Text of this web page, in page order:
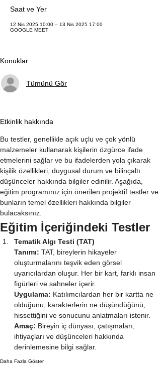
Saat ve Yer
12 Nis 2025 10:00 – 13 Nis 2025 17:00
GOOGLE MEET
Konuklar
Tümünü Gör
Etkinlik hakkında
Bu testler, genellikle açık uçlu ve çok yönlü
malzemeler kullanarak kişilerin özgürce ifade
etmelerini sağlar ve bu ifadelerden yola çıkarak
kişilik özellikleri, duygusal durum ve bilinçaltı
düşünceler hakkında bilgiler edinilir. Aşağıda,
eğitim programınız için önerilen projektif testler ve
bunların temel özellikleri hakkında bilgiler
bulacaksınız.
Eğitim İçeriğindeki Testler
Tematik Algı Testi (TAT)
Tanımı: TAT, bireylerin hikayeler
oluşturmalarını teşvik eden görsel
uyarıcılardan oluşur. Her bir kart, farklı insan
figürleri ve sahneler içerir.
Uygulama: Katılımcılardan her bir kartta ne
olduğunu, karakterlerin ne düşündüğünü,
hissettiğini ve sonucunu anlatmaları istenir.
Amaç: Bireyin iç dünyası, çatışmaları,
ihtiyaçları ve düşünceleri hakkında
derinlemesine bilgi sağlar.
Daha Fazla Göster